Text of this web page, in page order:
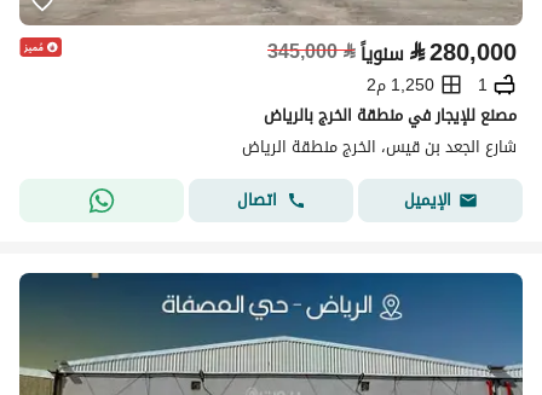
⃁280,000 سنوياً⃁
345,000
1
1,250 م2
مصنع للإيجار في منطقة الخرج بالرياض
شارع الجعد بن قيس، الخرج منطقة الرياض
الإيميل
اتصال